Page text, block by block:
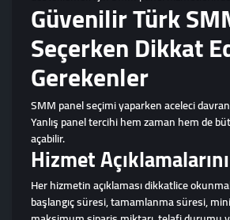
Güvenilir Türk
Seçerken Dikkat
Gerekenler
SMM panel seçimi yaparken aceleci
Yanlış panel tercihi hem zaman hem de
açabilir.
Hizmet
Her hizmetin açıklaması dikkatlice
başlangıç süresi, tamamlanma süresi,